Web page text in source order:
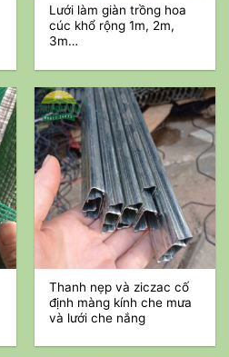
Lưới làm giàn trồng hoa
cúc khổ rộng 1m, 2m,
3m…
Thanh nẹp và ziczac cố
định màng kính che mưa
và lưới che nắng